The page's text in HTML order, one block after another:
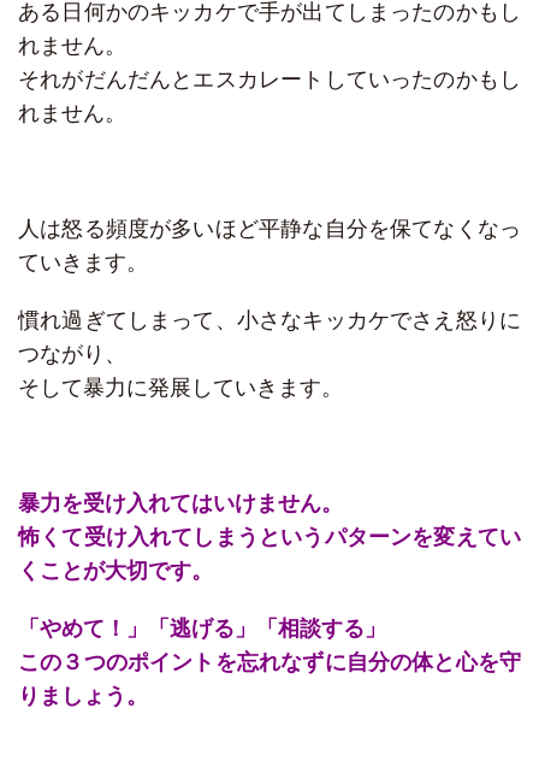
ある日何かのキッカケで手が出てしまったのかもし
れません。
それがだんだんとエスカレートしていったのかもし
れません。
人は怒る頻度が多いほど平静な自分を保てなくなっ
ていきます。
慣れ過ぎてしまって、小さなキッカケでさえ怒りに
つながり、
そして暴力に発展していきます。
暴力を受け入れてはいけません。
怖くて受け入れてしまうというパターンを変えてい
くことが大切です。
「やめて！」「逃げる」「相談する」
この３つのポイントを忘れなずに自分の体と心を守
りましょう。